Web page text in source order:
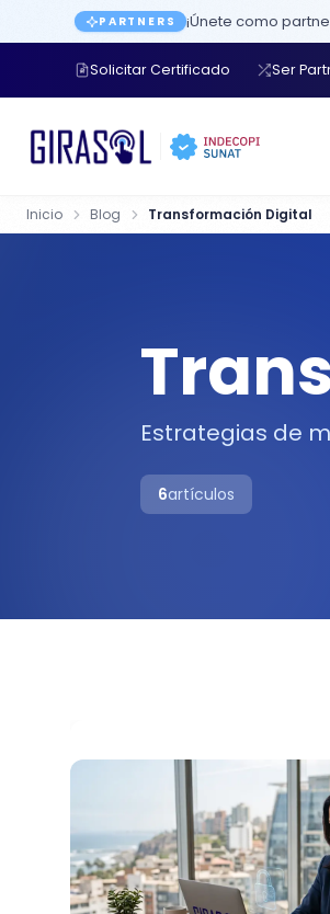
PARTNERS ¡Únete como
Solicitar Certificado Ser
Inicio Blog Transformación Digital
Estrategias de
6artículos